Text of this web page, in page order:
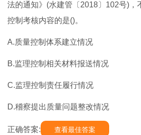
法的通知》(水建管〔2018〕102号)，
控制考核内容的是()。
A.质量控制体系建立情况
B.监理控制相关材料报送情况
C.监理控制责任履行情况
D.稽察提出质量问题整改情况
正确答案: 查看最佳答案